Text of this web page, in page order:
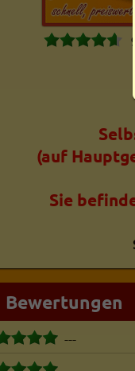
(auf
Sie
---